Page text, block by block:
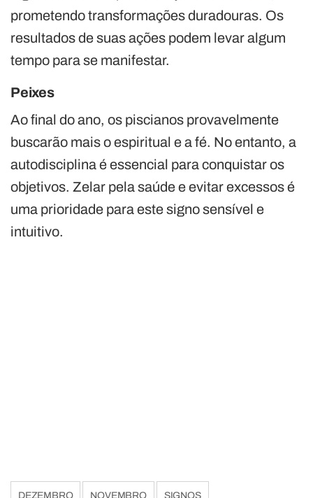
prometendo transformações duradouras. Os
resultados de suas ações podem levar algum
tempo para se manifestar.
Peixes
Ao final do ano, os piscianos provavelmente
buscarão mais o espiritual e a fé. No entanto, a
autodisciplina é essencial para conquistar os
objetivos. Zelar pela saúde e evitar excessos é
uma prioridade para este signo sensível e
intuitivo.
DEZEMBRO NOVEMBRO SIGNOS